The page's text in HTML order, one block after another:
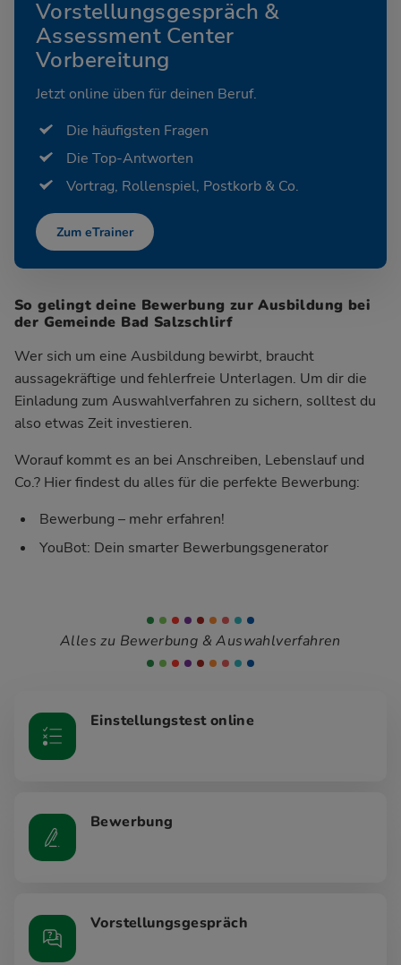
Vorstellungsgespräch &
Assessment Center
Vorbereitung
Jetzt online üben für deinen Beruf.
Die häufigsten Fragen
Die Top-Antworten
Vortrag, Rollenspiel, Postkorb & Co.
Zum eTrainer
So gelingt deine Bewerbung zur Ausbildung bei
der Gemeinde Bad Salzschlirf
Wer sich um eine Ausbildung bewirbt, braucht
aussagekräftige und fehlerfreie Unterlagen. Um dir die
Einladung zum Auswahlverfahren zu sichern, solltest du
also etwas Zeit investieren.
Worauf kommt es an bei Anschreiben, Lebenslauf und
Co.? Hier findest du alles für die perfekte Bewerbung:
Bewerbung – mehr erfahren!
YouBot: Dein smarter Bewerbungsgenerator
Alles zu Bewerbung & Auswahlverfahren
Einstellungstest online
Bewerbung
Vorstellungsgespräch